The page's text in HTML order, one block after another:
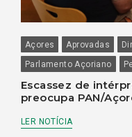
Açores Aprovadas
Parlamento Açoriano
Escassez de
preocupa PAN/
LER NOTÍCIA